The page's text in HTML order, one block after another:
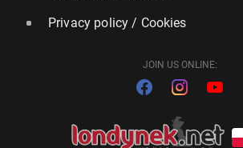
Privacy policy / Cookies
JOIN US ONLINE: